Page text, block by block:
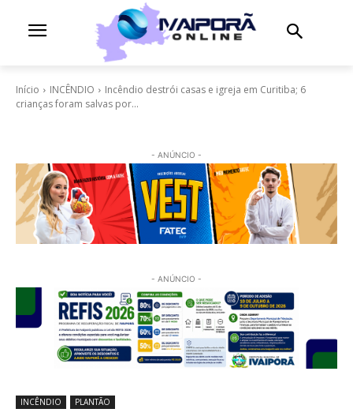
Início INCÊNDIO
Incêndio destrói casas e igreja em Curitiba; 6
crianças foram salvas por...
- ANÚNCIO -
- ANÚNCIO -
INCÊNDIO PLANTÃO